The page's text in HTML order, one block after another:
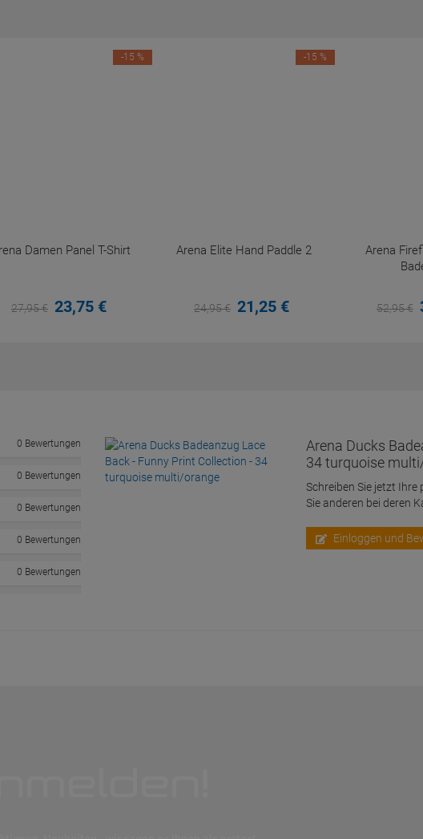
Damen Panel T-Shirt
27,95€ 23,75 €
-15 %
Arena Elite Hand Paddle 2
24,95€ 21,25 €
-15 %
Arena
52,95€
0 Bewertungen
0 Bewertungen
0 Bewertungen
0 Bewertungen
0 Bewertungen
Arena Ducks
34 turquoise
Schreiben Sie jetzt
Sie anderen bei deren
Einloggen und